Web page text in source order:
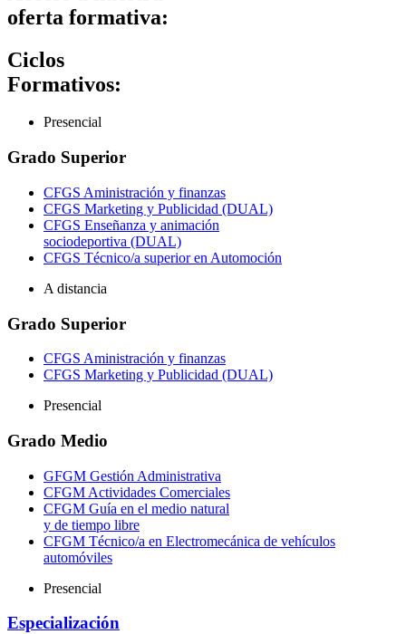
oferta formativa:
Ciclos
Formativos:
Presencial
Grado Superior
CFGS Aministración y finanzas
CFGS Marketing y Publicidad (DUAL)
CFGS Enseñanza y animación
sociodeportiva (DUAL)
CFGS Técnico/a superior en Automoción
A distancia
Grado Superior
CFGS Aministración y finanzas
CFGS Marketing y Publicidad (DUAL)
Presencial
Grado Medio
GFGM Gestión Administrativa
CFGM Actividades Comerciales
CFGM Guía en el medio natural
y de tiempo libre
CFGM Técnico/a en Electromecánica de vehículos
automóviles
Presencial
Especialización